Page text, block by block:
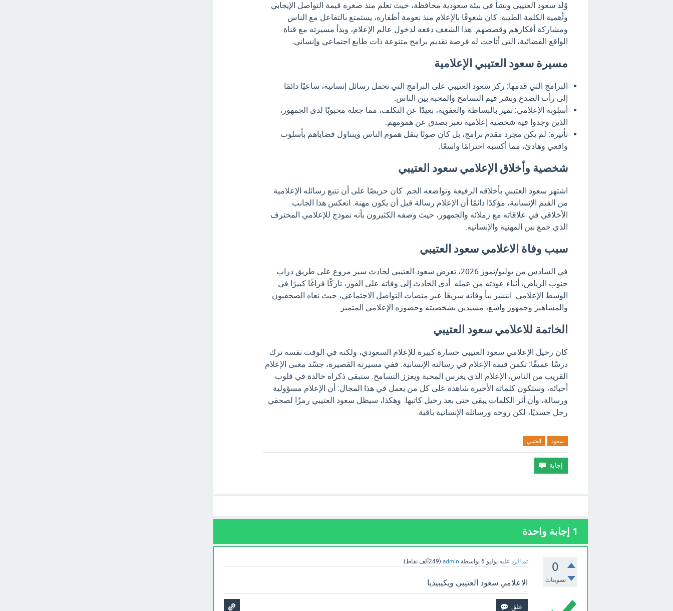
وُلد سعود العتيبي ونشأ في بيئة سعودية محافظة، حيث تعلم منذ صغره قيمة التواصل الإيجابي
وأهمية الكلمة الطيبة. كان شغوفًا بالإعلام منذ نعومة أظفاره، يستمتع بالتفاعل مع الناس
ومشاركة أفكارهم وقصصهم. هذا الشغف دفعه لدخول عالم الإعلام، وبدأ مسيرته مع قناة
الواقع الفضائية، التي أتاحت له فرصة تقديم برامج متنوعة ذات طابع اجتماعي وإنساني.
مسيرة سعود العتيبي الإعلامية
البرامج التي قدمها: ركز سعود العتيبي على البرامج التي تحمل رسائل إنسانية، ساعيًا دائمًا
إلى رأب الصدع ونشر قيم التسامح والمحبة بين الناس.
أسلوبه الإعلامي: تميز بالبساطة والعفوية، بعيدًا عن التكلف، مما جعله محبوبًا لدى الجمهور،
الذين وجدوا فيه شخصية إعلامية تعبر بصدق عن همومهم.
تأثيره: لم يكن مجرد مقدم برامج، بل كان صوتًا ينقل هموم الناس ويتناول قضاياهم بأسلوب
واقعي وهادئ، مما أكسبه احترامًا واسعًا.
شخصية وأخلاق الإعلامي سعود العتيبي
اشتهر سعود العتيبي بأخلاقه الرفيعة وتواضعه الجم. كان حريصًا على أن تنبع رسائله الإعلامية
من القيم الإنسانية، مؤكدًا دائمًا أن الإعلام رسالة قبل أن يكون مهنة. انعكس هذا الجانب
الأخلاقي في علاقاته مع زملائه والجمهور، حيث وصفه الكثيرون بأنه نموذج للإعلامي المحترف
الذي جمع بين المهنية والإنسانية.
سبب وفاة الاعلامي سعود العتيبي
في السادس من يوليو/تموز 2026، تعرض سعود العتيبي لحادث سير مروع على طريق دراب
جنوب الرياض، أثناء عودته من عمله. أدى الحادث إلى وفاته على الفور، تاركًا فراغًا كبيرًا في
الوسط الإعلامي. انتشر نبأ وفاته سريعًا عبر منصات التواصل الاجتماعي، حيث نعاه الصحفيون
والمشاهير وجمهور واسع، مشيدين بشخصيته وحضوره الإعلامي المتميز.
الخاتمة للاعلامي سعود العتيبي
كان رحيل الإعلامي سعود العتيبي خسارة كبيرة للإعلام السعودي، ولكنه في الوقت نفسه ترك
درسًا عميقًا: تكمن قيمة الإعلام في رسالته الإنسانية. ففي مسيرته القصيرة، جسّد معنى الإعلام
القريب من الناس، الإعلام الذي يغرس المحبة ويعزز التسامح. ستبقى ذكراه خالدة في قلوب
أحبائه، وستكون كلماته الأخيرة شاهدة على كل من يعمل في هذا المجال: أن الإعلام مسؤولية
ورسالة، وأن أثر الكلمات يبقى حتى بعد رحيل كاتبها. وهكذا، سيظل سعود العتيبي رمزًا لصحفي
رحل جسديًا، لكن روحه ورسائله الإنسانية باقية.
سعود العتيبي
1 إجابة واحدة
0
تصويتات
تم الرد عليه يوليو 6 بواسطة admin
(249ألف نقاط)
الاعلامي سعود العتيبي ويكيبيديا